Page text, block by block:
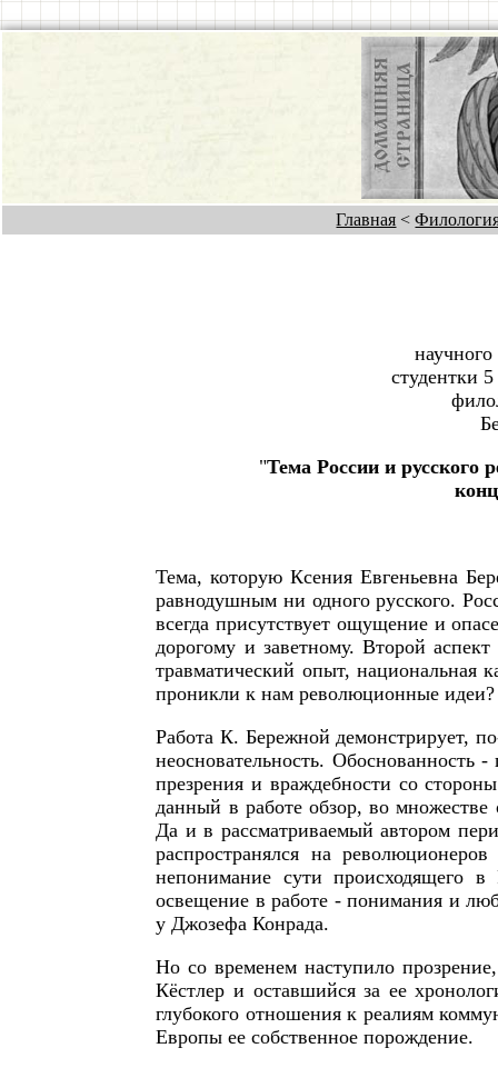
Главная <
студентки
"Тема России и русского
Тема, которую Ксения Евгеньевна
равнодушным ни одного русского.
всегда присутствует ощущение и
дорогому и заветному. Второй
травматический опыт, национальная
проникли к нам революционные идеи?
Работа К. Бережной демонстрирует,
неосновательность. Обоснованность
презрения и враждебности со
данный в работе обзор, во множестве
Да и в рассматриваемый автором
распространялся на
непонимание сути происходящего
освещение в работе - понимания и
у Джозефа Конрада.
Но со временем наступило
Кёстлер и оставшийся за ее
глубокого отношения к реалиям
Европы ее собственное порождение.